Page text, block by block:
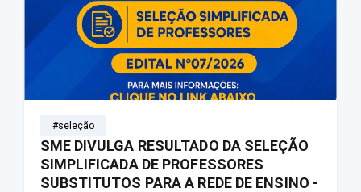
#seleção
SME DIVULGA RESULTADO DA SELEÇÃO
SIMPLIFICADA DE PROFESSORES
SUBSTITUTOS PARA A REDE DE ENSINO -